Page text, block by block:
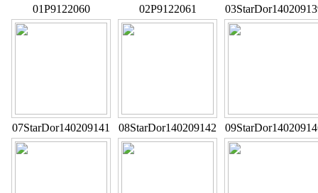
01P9122060 02P9122061
07StarDor140209141 08StarDor140209142